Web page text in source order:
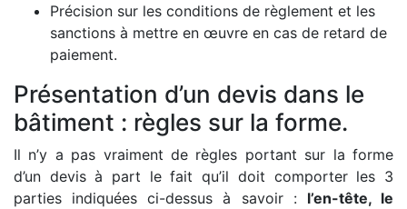
Précision sur les conditions de règlement et les
sanctions à mettre en œuvre en cas de retard de
paiement.
Présentation d’un devis dans le
bâtiment : règles sur la forme.
Il n’y a pas vraiment de règles portant sur la forme
d’un devis à part le fait qu’il doit comporter les 3
parties indiquées ci-dessus à savoir : l’en-tête, le